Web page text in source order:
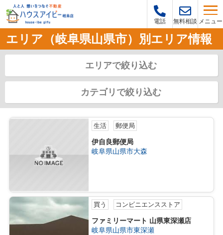
電話 無料相談 メニュー
エリア（岐阜県山県市）別エリア情報
エリアで絞り込む
カテゴリで絞り込む
生活 郵便局
伊自良郵便局
岐阜県山県市大森
買う コンビニエンスストア
ファミリーマート 山県東深瀬店
岐阜県山県市東深瀬